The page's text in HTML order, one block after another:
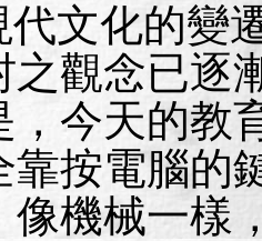
代文化的變
之觀念已逐
，今天的教
靠按電腦的
像機械一